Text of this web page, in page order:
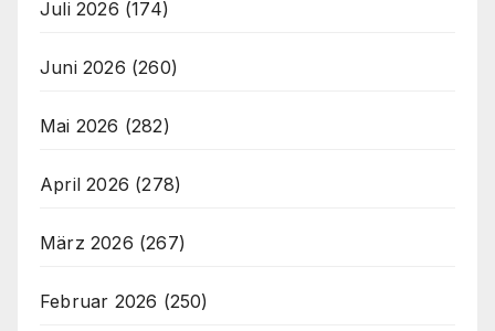
Juli 2026 (174)
Juni 2026 (260)
Mai 2026 (282)
April 2026 (278)
März 2026 (267)
Februar 2026 (250)